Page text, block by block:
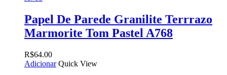
Papel De Parede Granilite Terrrazo
Marmorite Tom Pastel A768
R$64.00
Adicionar Quick View